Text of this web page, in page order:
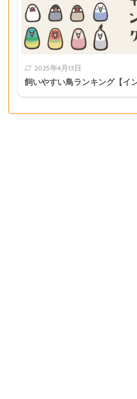
2025年4月13日
飼いやすい鳥ランキング【イ